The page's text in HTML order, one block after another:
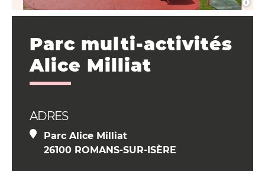
Parc multi-activités
Alice Milliat
ADRES
Parc Alice Milliat
26100 ROMANS-SUR-ISÈRE